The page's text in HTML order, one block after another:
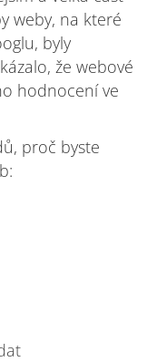
weby, na které
byly
že webové
hodnocení ve
proč byste